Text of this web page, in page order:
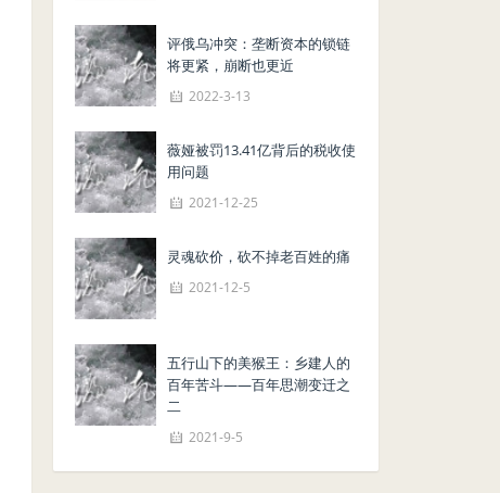
评俄乌冲突：垄断资本的锁链
将更紧，崩断也更近
2022-3-13
薇娅被罚13.41亿背后的税收使
用问题
2021-12-25
灵魂砍价，砍不掉老百姓的痛
2021-12-5
五行山下的美猴王：乡建人的
百年苦斗——百年思潮变迁之
二
2021-9-5